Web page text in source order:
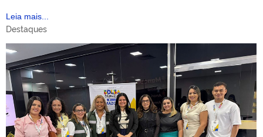
Leia mais...
Destaques